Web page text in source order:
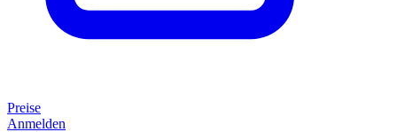
Preise
Anmelden